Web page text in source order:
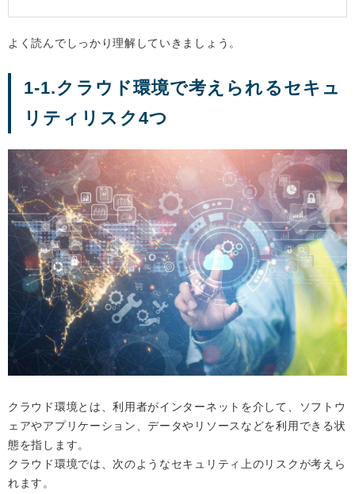
よく読んでしっかり理解していきましょう。
1-1.クラウド環境で考えられるセキュ
リティリスク4つ
クラウド環境とは、利用者がインターネットを介して、ソフトウ
ェアやアプリケーション、データやリソースなどを利用できる状
態を指します。
クラウド環境では、次のようなセキュリティ上のリスクが考えら
れます。